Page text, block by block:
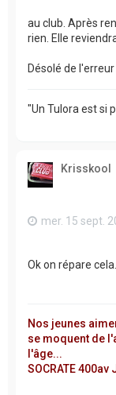
au club. Après
rien. Elle
Désolé de
"Un Tulora est si
Krisskool
mer. 15 sept.
Ok on répare
Nos jeunes
se moquent de
l'âge...
SOCRATE 400av